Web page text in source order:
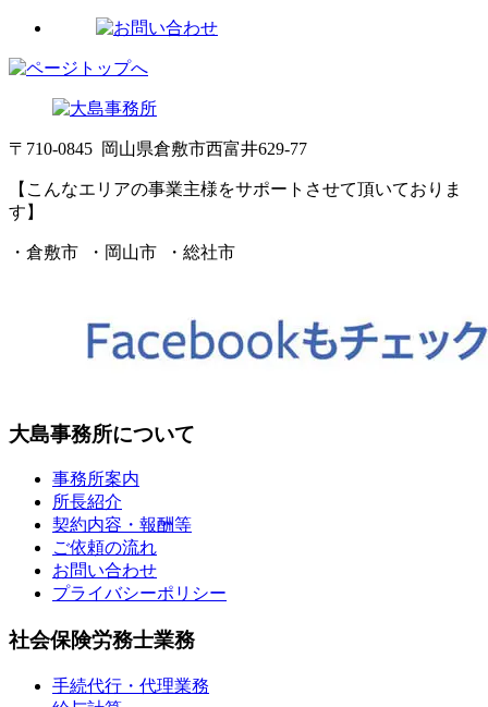
〒710-0845 岡山県倉敷市西富井629-77
【こんなエリアの事業主様をサポートさせて頂いておりま
す】
・倉敷市 ・岡山市 ・総社市
大島事務所について
事務所案内
所長紹介
契約内容・報酬等
ご依頼の流れ
お問い合わせ
プライバシーポリシー
社会保険労務士業務
手続代行・代理業務